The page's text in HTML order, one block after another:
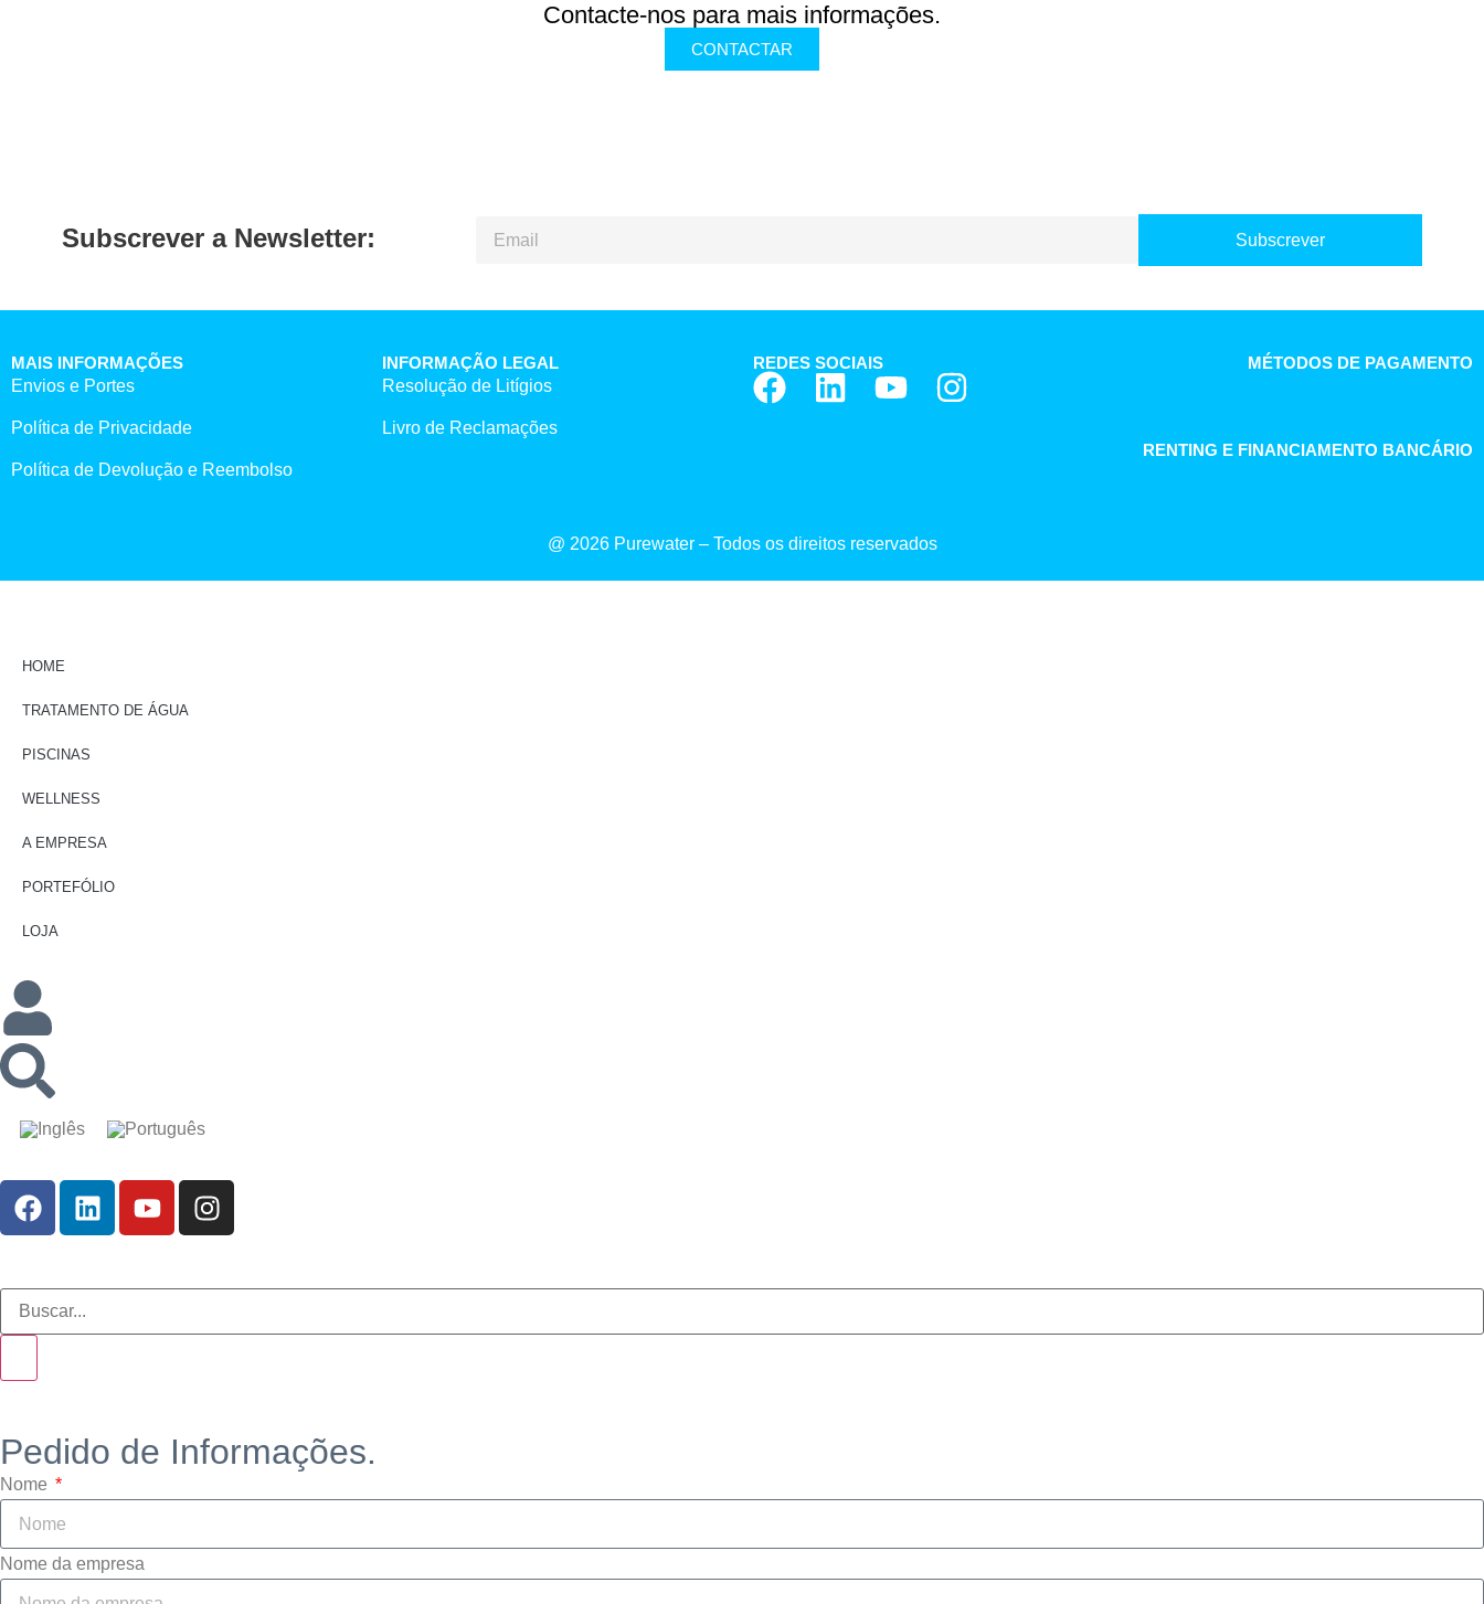
Contacte-nos para mais informações.
CONTACTAR
Subscrever a Newsletter: Subscrever
MAIS INFORMAÇÕES
Envios e Portes
Política de Privacidade
Política de Devolução e Reembolso
INFORMAÇÃO LEGAL
Resolução de Litígios
Livro de Reclamações
REDES SOCIAIS MÉTODOS DE PAGAMENTO
RENTING E FINANCIAMENTO BANCÁRIO
@ 2026 Purewater – Todos os direitos reservados
HOME
TRATAMENTO DE ÁGUA
PISCINAS
WELLNESS
A EMPRESA
PORTEFÓLIO
LOJA
Pedido de Informações.
Nome
Nome da empresa